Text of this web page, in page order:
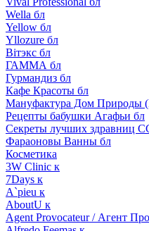
Wella бл
Yellow бл
Yllozure бл
Вiтэкс бл
ГАММА бл
Гурмандиз бл
Кафе Красоты бл
Мануфактура Дом Природы
Рецепты бабушки Агафьи бл
Секреты лучших здравниц
Фараоновы Ванны бл
Косметика
3W Clinic к
7Days к
A`pieu к
AboutU к
Agent Provocateur / Агент